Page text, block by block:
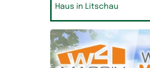
Haus in Litschau